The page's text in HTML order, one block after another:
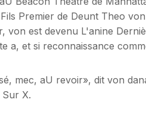
Premier de Deunt Theo
von est devenu L'anine
a, et si reconnaissance
mec, aU revoir», dit von
X.